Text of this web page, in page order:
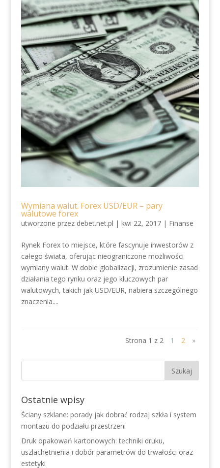
Wymiana walut. Forex USD/EUR – pary
walutowe forex
utworzone przez debet.net.pl | kwi 22, 2017| Finanse
Rynek Forex to miejsce, które fascynuje inwestorów z
całego świata, oferując nieograniczone możliwości
wymiany walut. W dobie globalizacji, zrozumienie zasad
działania tego rynku oraz jego kluczowych par
walutowych, takich jak USD/EUR, nabiera szczególnego
znaczenia....
Strona 1 z 2 1 2 »
Ostatnie wpisy
Ściany szklane: porady jak dobrać rodzaj szkła i system
montażu do podziału przestrzeni
Druk opakowań kartonowych: techniki druku,
uszlachetnienia i dobór parametrów do trwałości oraz
estetyki